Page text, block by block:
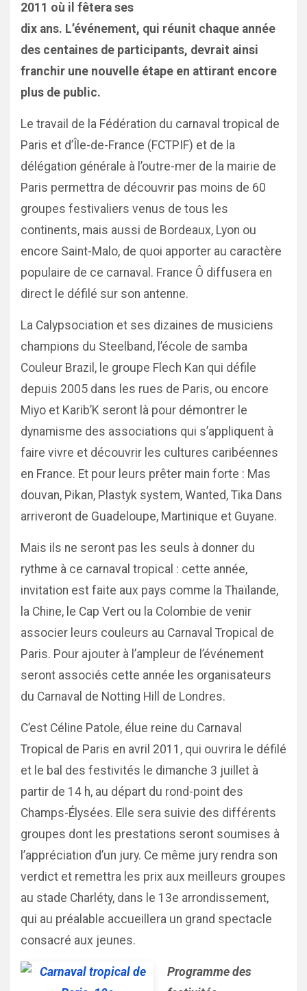
2011 où il fêtera ses
dix ans. L’événement, qui réunit chaque année
des centaines de participants, devrait ainsi
franchir une nouvelle étape en attirant encore
plus de public.
Le travail de la Fédération du carnaval tropical de
Paris et d’Île-de-France (FCTPIF) et de la
délégation générale à l’outre-mer de la mairie de
Paris permettra de découvrir pas moins de 60
groupes festivaliers venus de tous les
continents, mais aussi de Bordeaux, Lyon ou
encore Saint-Malo, de quoi apporter au caractère
populaire de ce carnaval. France Ô diffusera en
direct le défilé sur son antenne.
La Calypsociation et ses dizaines de musiciens
champions du Steelband, l’école de samba
Couleur Brazil, le groupe Flech Kan qui défile
depuis 2005 dans les rues de Paris, ou encore
Miyo et Karib’K seront là pour démontrer le
dynamisme des associations qui s’appliquent à
faire vivre et découvrir les cultures caribéennes
en France. Et pour leurs prêter main forte : Mas
douvan, Pikan, Plastyk system, Wanted, Tika Dans
arriveront de Guadeloupe, Martinique et Guyane.
Mais ils ne seront pas les seuls à donner du
rythme à ce carnaval tropical : cette année,
invitation est faite aux pays comme la Thaïlande,
la Chine, le Cap Vert ou la Colombie de venir
associer leurs couleurs au Carnaval Tropical de
Paris. Pour ajouter à l’ampleur de l’événement
seront associés cette année les organisateurs
du Carnaval de Notting Hill de Londres.
C’est Céline Patole, élue reine du Carnaval
Tropical de Paris en avril 2011, qui ouvrira le défilé
et le bal des festivités le dimanche 3 juillet à
partir de 14 h, au départ du rond-point des
Champs-Élysées. Elle sera suivie des différents
groupes dont les prestations seront soumises à
l’appréciation d’un jury. Ce même jury rendra son
verdict et remettra les prix aux meilleurs groupes
au stade Charléty, dans le 13e arrondissement,
qui au préalable accueillera un grand spectacle
consacré aux jeunes.
Programme des